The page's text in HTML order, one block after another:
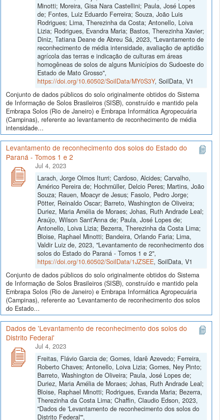
Minotti; Moreira, Gisa Nara Castellini; Paula, José Lopes
de; Fontes, Luiz Eduardo Ferreira; Souza, João Luis
Rodrigues; Lima, Therezinha da Costa; Antonello, Loiva
Lizia; Rodrigues, Evandra Maria; Bastos, Therezinha Xavier;
Diniz, Tatiana Deane de Abreu Sá, 2023, "Levantamento de
reconhecimento de média intensidade, avaliação de aptidão
agrícola das terras e indicação de culturas em áreas
homogêneas de solos de alguns Municípios do Sudoeste do
Estado de Mato Grosso",
https://doi.org/10.60502/SoilData/MY0S3Y, SoilData, V1
Conjunto de dados públicos do solo originalmente obtidos do Sistema
de Informação de Solos Brasileiros (SISB), construído e mantido pela
Embrapa Solos (Rio de Janeiro) e Embrapa Informática Agropecuária
(Campinas), referente ao levantamento de reconhecimento de média
intensidade...
Levantamento de reconhecimento dos solos do Estado do
Paraná - Tomos 1 e 2
Jul 4, 2023
Larach, Jorge Olmos Iturri; Cardoso, Alcides; Carvalho,
Américo Pereira de; Hochmüller, Delcio Peres; Martins, João
Souza; Rauen, Moacyr de Jesus; Fasolo, Pedro Jorge;
Pötter, Reinaldo Oscar; Barreto, Washington de Oliveira;
Duriez, Maria Amélia de Moraes; Johas, Ruth Andrade Leal;
Araújo, Wilson Sant'Anna de; Paula, José Lopes de;
Antonello, Loiva Lizia; Bezerra, Therezinha da Costa Lima;
Bloise, Raphael Minotti; Bandeira, Orlando Faria; Lima,
Valdir Luiz de, 2023, "Levantamento de reconhecimento dos
solos do Estado do Paraná - Tomos 1 e 2",
https://doi.org/10.60502/SoilData/1JZSEE, SoilData, V1
Conjunto de dados públicos do solo originalmente obtidos do Sistema
de Informação de Solos Brasileiros (SISB), construído e mantido pela
Embrapa Solos (Rio de Janeiro) e Embrapa Informática Agropecuária
(Campinas), referente ao 'Levantamento de reconhecimento dos solos
do Estado...
Dados de 'Levantamento de reconhecimento dos solos do
Distrito Federal'
Jul 4, 2023
Freitas, Flávio Garcia de; Gomes, Idarê Azevedo; Ferreira,
Roberto Chaves; Antonello, Loiva Lizia; Gomes, Ney Pinto;
Barreto, Washington de Oliveira; Paula, José Lopes de;
Duriez, Maria Amélia de Moraes; Johas, Ruth Andrade Leal;
Bloise, Raphael Minotti; Rodrigues, Evanda Maria; Bezerra,
Therezinha da Costa Lima; Chaffin, Claudio Edson, 2023,
"Dados de 'Levantamento de reconhecimento dos solos do
Distrito Federal'",